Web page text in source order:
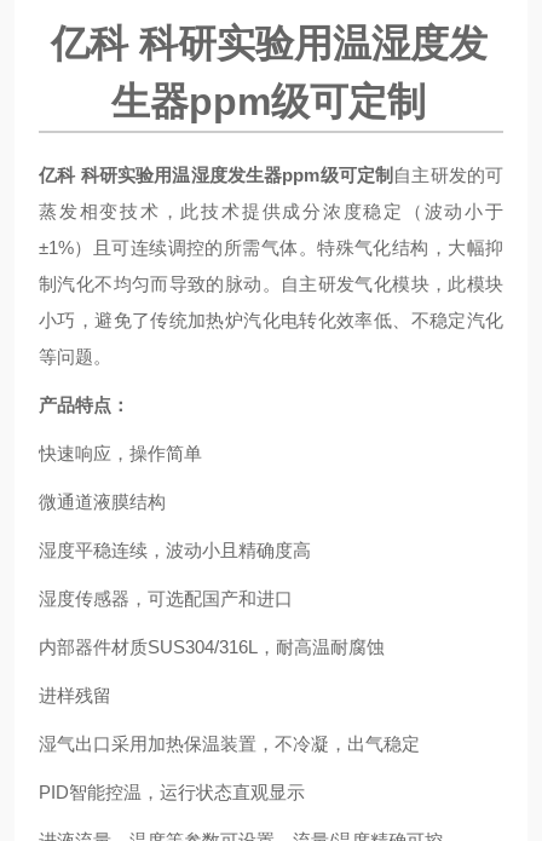
亿科 科研实验用温湿度发
生器ppm级可定制
亿科 科研实验用温湿度发生器ppm级可定制 自主研发的可
蒸发相变技术，此技术提供成分浓度稳定（波动小于
±1%）且可连续调控的所需气体。特殊气化结构，大幅抑
制汽化不均匀而导致的脉动。自主研发气化模块，此模块
小巧，避免了传统加热炉汽化电转化效率低、不稳定汽化
等问题。
产品特点：
快速响应，操作简单
微通道液膜结构
湿度平稳连续，波动小且精确度高
湿度传感器，可选配国产和进口
内部器件材质SUS304/316L，耐高温耐腐蚀
进样残留
湿气出口采用加热保温装置，不冷凝，出气稳定
PID智能控温，运行状态直观显示